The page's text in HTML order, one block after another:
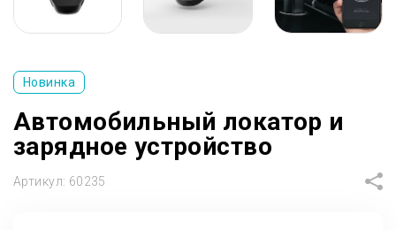
Новинка
Автомобильный локатор и
зарядное устройство
Артикул: 60235